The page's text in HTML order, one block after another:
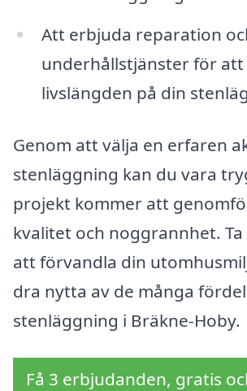
Att erbjuda reparation
underhållstjänster för
livslängden på din
Genom att välja en erfaren
stenläggning kan du vara
projekt kommer att
kvalitet och noggrannhet.
att förvandla din
dra nytta av de många
stenläggning i Bräkne-Hoby.
Få 3 erbjudanden, gratis